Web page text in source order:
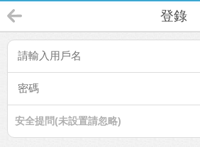
登錄
安全提問(未設置請忽略)